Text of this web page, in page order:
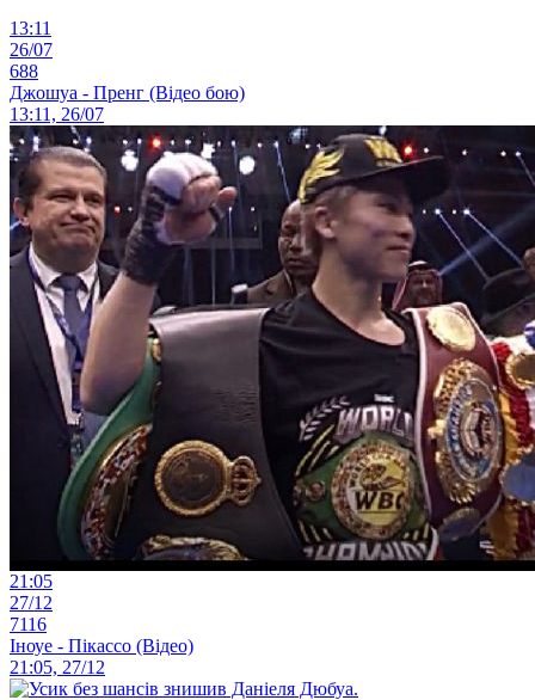
13:11
26/07
688
Джошуа - Пренг (Відео бою)
13:11, 26/07
21:05
27/12
7116
Іноуе - Пікассо (Відео)
21:05, 27/12